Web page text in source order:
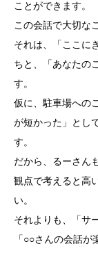
ことができます。
この会話で大切な
それは、「ここに
ちと、「あなたの
す。
仮に、駐車場への
が短かった」とし
す。
だから、るーさん
観点で考えると高
い。
それよりも、「サ
「○○さんの会話